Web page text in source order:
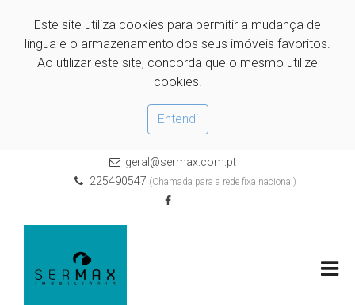
Este site utiliza cookies para permitir a mudança de
língua e o armazenamento dos seus imóveis favoritos.
Ao utilizar este site, concorda que o mesmo utilize
cookies.
Entendi
geral@sermax.com.pt
225490547 (Chamada para a rede fixa nacional)